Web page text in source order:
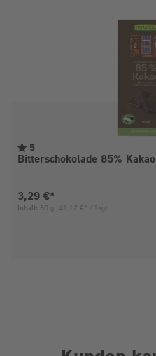
5
Bitterschokolade 85% Kakao
Aktueller Preis:
3,29 €*
Inhalt: 80 g (41,12 €* / 1kg)